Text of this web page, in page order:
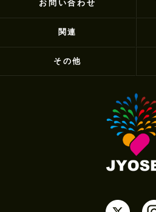
お問い合わせ
関連
その他